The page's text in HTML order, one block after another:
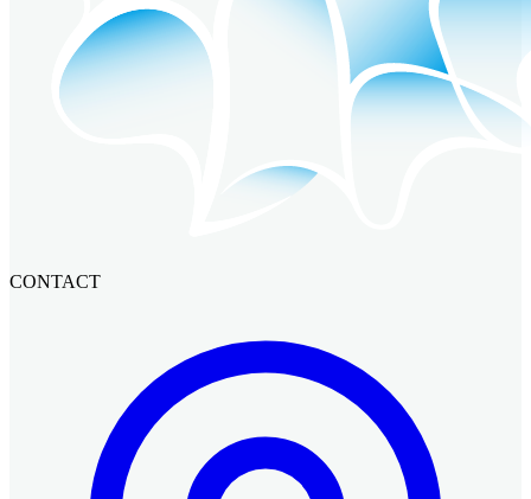
CONTACT